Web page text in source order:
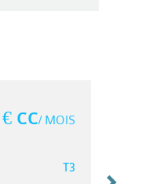
CC/ MOIS
T3